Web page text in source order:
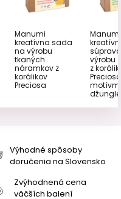
Manumi
kreatívna sada
na výrobu
tkaných
náramkov z
korálikov
Preciosa
Manumi
výrobu
z
motívmi
džungle
Výhodné spôsoby
doručenia na Slovensko
Zvýhodnená cena
väčších balení